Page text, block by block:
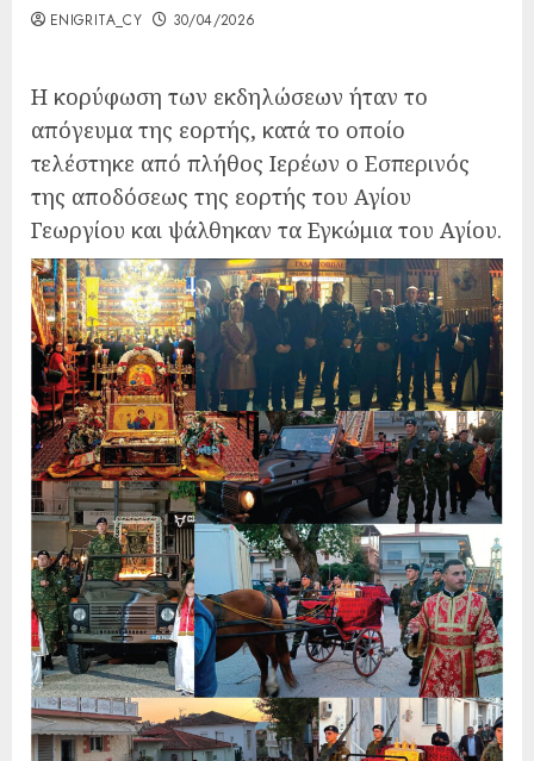
ENIGRITA_CY 30/04/2026
Η κορύφωση των εκδηλώσεων ήταν το
απόγευμα της εορτής, κατά το οποίο
τελέστηκε από πλήθος Ιερέων ο Εσπερινός
της αποδόσεως της εορτής του Αγίου
Γεωργίου και ψάλθηκαν τα Εγκώμια του Αγίου.